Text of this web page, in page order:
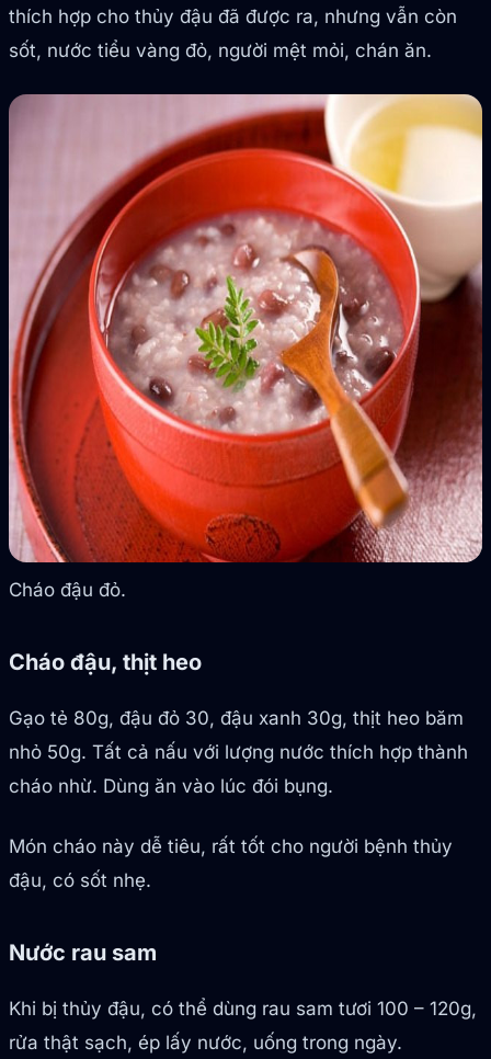
thích hợp cho thủy đậu đã được ra, nhưng vẫn còn
sốt, nước tiểu vàng đỏ, người mệt mỏi, chán ăn.
Cháo đậu đỏ.
Cháo đậu, thịt heo
Gạo tẻ 80g, đậu đỏ 30, đậu xanh 30g, thịt heo băm
nhỏ 50g. Tất cả nấu với lượng nước thích hợp thành
cháo nhừ. Dùng ăn vào lúc đói bụng.
Món cháo này dễ tiêu, rất tốt cho người bệnh thủy
đậu, có sốt nhẹ.
Nước rau sam
Khi bị thủy đậu, có thể dùng rau sam tươi 100 – 120g,
rửa thật sạch, ép lấy nước, uống trong ngày.